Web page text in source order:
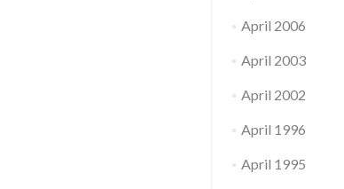
April 2006
April 2003
April 2002
April 1996
April 1995